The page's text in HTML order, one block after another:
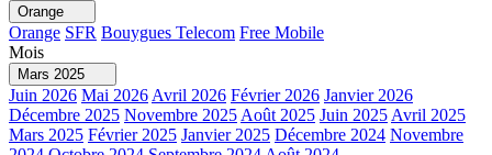
Orange
Orange SFR Bouygues Telecom Free Mobile
Mois
Mars 2025
Juin 2026 Mai 2026 Avril 2026 Février 2026 Janvier 2026
Décembre 2025 Novembre 2025 Août 2025 Juin 2025 Avril 2025
Mars 2025 Février 2025 Janvier 2025 Décembre 2024 Novembre